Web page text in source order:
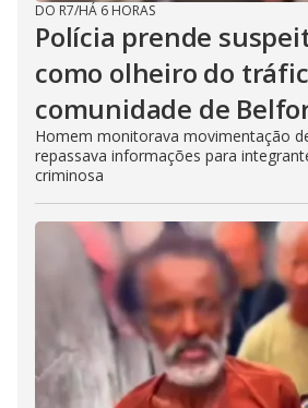
DO R7/HÁ 6 HORAS
Polícia prende
como olheiro do
comunidade de
Homem monitorava movimentação
repassava informações para
criminosa